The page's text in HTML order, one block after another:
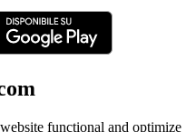
functional and optimize